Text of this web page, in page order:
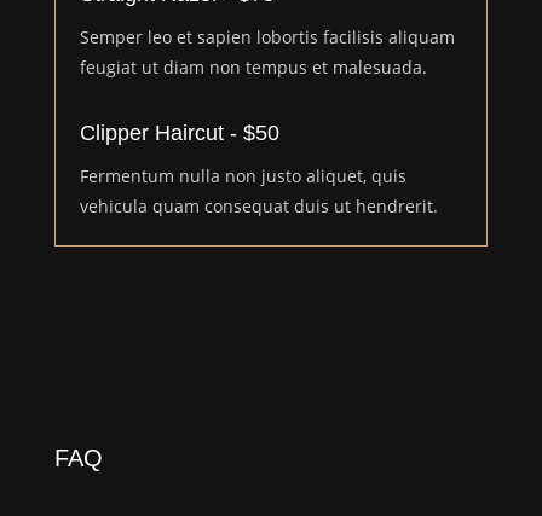
Semper leo et sapien lobortis facilisis aliquam
feugiat ut diam non tempus et malesuada.
Clipper Haircut - $50
Fermentum nulla non justo aliquet, quis
vehicula quam consequat duis ut hendrerit.
FAQ